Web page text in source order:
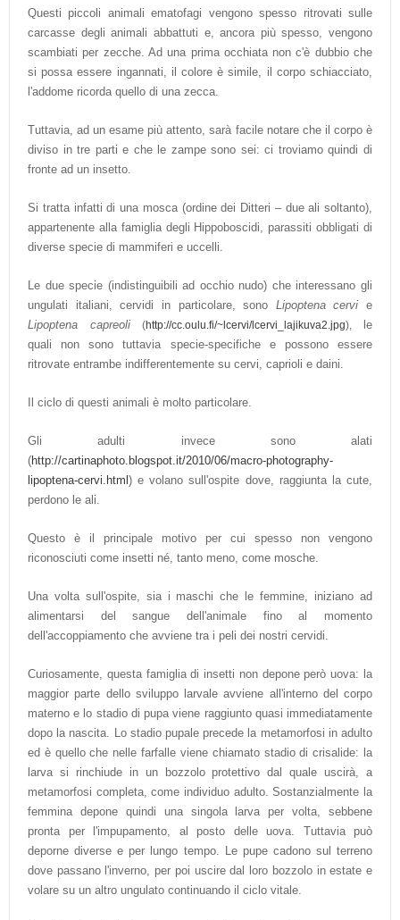
Questi piccoli animali ematofagi vengono spesso ritrovati sulle
carcasse degli animali abbattuti e, ancora più spesso, vengono
scambiati per zecche. Ad una prima occhiata non c'è dubbio che
si possa essere ingannati, il colore è simile, il corpo schiacciato,
l'addome ricorda quello di una zecca.
Tuttavia, ad un esame più attento, sarà facile notare che il corpo è
diviso in tre parti e che le zampe sono sei: ci troviamo quindi di
fronte ad un insetto.
Si tratta infatti di una mosca (ordine dei Ditteri – due ali soltanto),
appartenente alla famiglia degli Hippoboscidi, parassiti obbligati di
diverse specie di mammiferi e uccelli.
Le due specie (indistinguibili ad occhio nudo) che interessano gli
ungulati italiani, cervidi in particolare, sono Lipoptena cervi e
Lipoptena capreoli(http://cc.oulu.fi/~lcervi/lcervi_lajikuva2.jpg), le
quali non sono tuttavia specie-specifiche e possono essere
ritrovate entrambe indifferentemente su cervi, caprioli e daini.
Il ciclo di questi animali è molto particolare.
Gli adulti invece sono alati
(http://cartinaphoto.blogspot.it/2010/06/macro-photography-
lipoptena-cervi.html) e volano sull'ospite dove, raggiunta la cute,
perdono le ali.
Questo è il principale motivo per cui spesso non vengono
riconosciuti come insetti né, tanto meno, come mosche.
Una volta sull'ospite, sia i maschi che le femmine, iniziano ad
alimentarsi del sangue dell'animale fino al momento
dell'accoppiamento che avviene tra i peli dei nostri cervidi.
Curiosamente, questa famiglia di insetti non depone però uova: la
maggior parte dello sviluppo larvale avviene all'interno del corpo
materno e lo stadio di pupa viene raggiunto quasi immediatamente
dopo la nascita. Lo stadio pupale precede la metamorfosi in adulto
ed è quello che nelle farfalle viene chiamato stadio di crisalide: la
larva si rinchiude in un bozzolo protettivo dal quale uscirà, a
metamorfosi completa, come individuo adulto. Sostanzialmente la
femmina depone quindi una singola larva per volta, sebbene
pronta per l'impupamento, al posto delle uova. Tuttavia può
deporne diverse e per lungo tempo. Le pupe cadono sul terreno
dove passano l'inverno, per poi uscire dal loro bozzolo in estate e
volare su un altro ungulato continuando il ciclo vitale.